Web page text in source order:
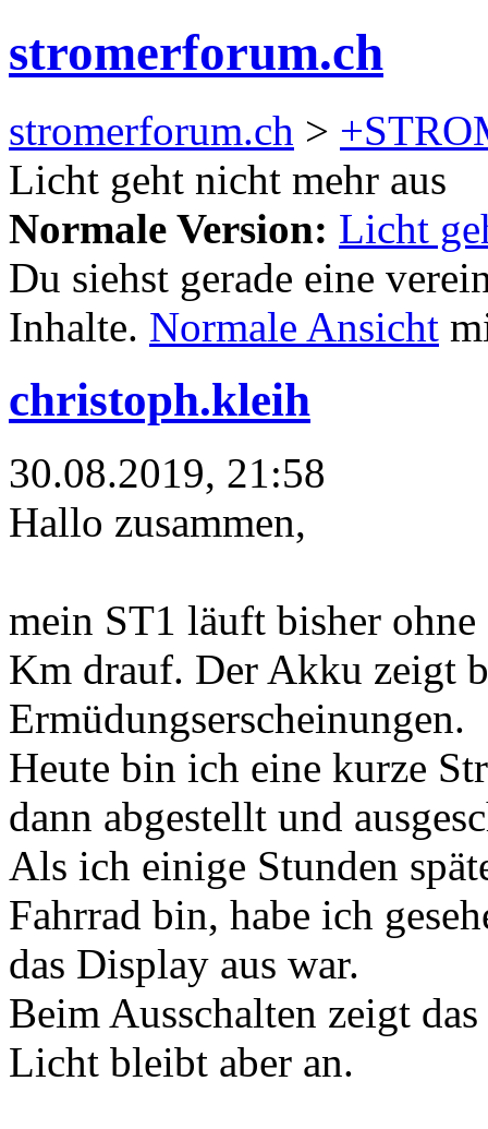
stromerforum.ch
stromerforum.ch >
Licht geht nicht mehr aus
Normale Version: Licht
Du siehst gerade eine
Inhalte. Normale Ansicht
christoph.kleih
30.08.2019, 21:58
Hallo zusammen,
mein ST1 läuft bisher
Km drauf. Der Akku zeigt
Ermüdungserscheinungen.
Heute bin ich eine kurze
dann abgestellt und
Als ich einige Stunden
Fahrrad bin, habe ich
das Display aus war.
Beim Ausschalten zeigt
Licht bleibt aber an.